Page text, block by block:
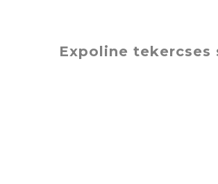
Expoline tekercses